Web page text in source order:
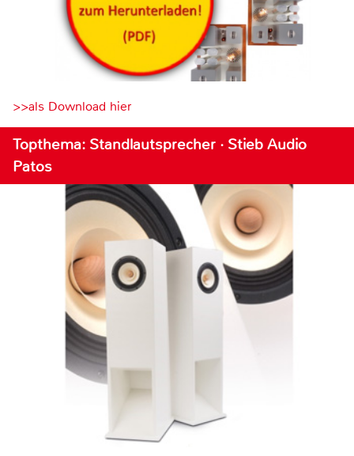
>>als Download hier
Topthema: Standlautsprecher · Stieb Audio
Patos